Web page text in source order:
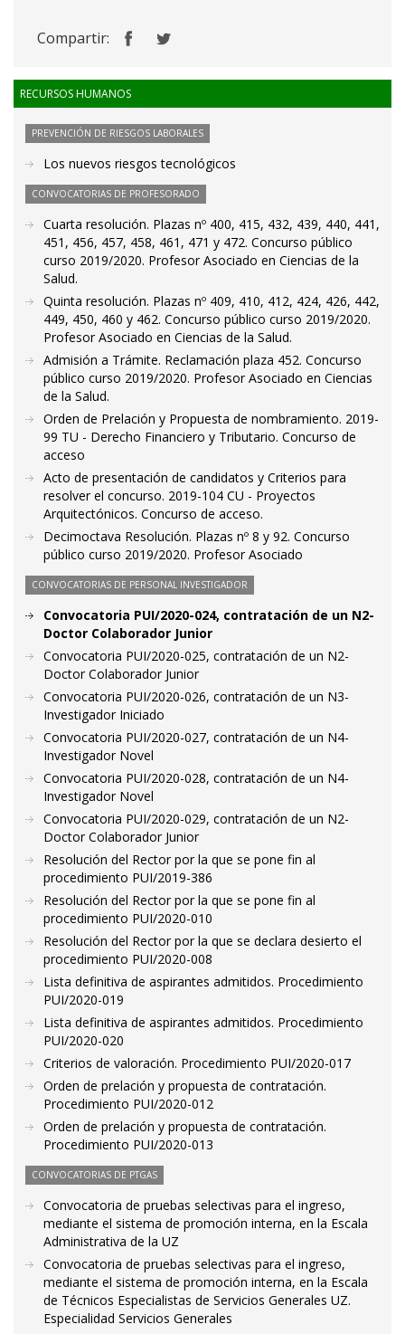
Compartir:
RECURSOS HUMANOS
PREVENCIÓN DE RIESGOS LABORALES
Los nuevos riesgos tecnológicos
CONVOCATORIAS DE PROFESORADO
Cuarta resolución. Plazas nº 400, 415, 432, 439, 440, 441,
451, 456, 457, 458, 461, 471 y 472. Concurso público
curso 2019/2020. Profesor Asociado en Ciencias de la
Salud.
Quinta resolución. Plazas nº 409, 410, 412, 424, 426, 442,
449, 450, 460 y 462. Concurso público curso 2019/2020.
Profesor Asociado en Ciencias de la Salud.
Admisión a Trámite. Reclamación plaza 452. Concurso
público curso 2019/2020. Profesor Asociado en Ciencias
de la Salud.
Orden de Prelación y Propuesta de nombramiento. 2019-
99 TU - Derecho Financiero y Tributario. Concurso de
acceso
Acto de presentación de candidatos y Criterios para
resolver el concurso. 2019-104 CU - Proyectos
Arquitectónicos. Concurso de acceso.
Decimoctava Resolución. Plazas nº 8 y 92. Concurso
público curso 2019/2020. Profesor Asociado
CONVOCATORIAS DE PERSONAL INVESTIGADOR
Convocatoria PUI/2020-024, contratación de un N2-
Doctor Colaborador Junior
Convocatoria PUI/2020-025, contratación de un N2-
Doctor Colaborador Junior
Convocatoria PUI/2020-026, contratación de un N3-
Investigador Iniciado
Convocatoria PUI/2020-027, contratación de un N4-
Investigador Novel
Convocatoria PUI/2020-028, contratación de un N4-
Investigador Novel
Convocatoria PUI/2020-029, contratación de un N2-
Doctor Colaborador Junior
Resolución del Rector por la que se pone fin al
procedimiento PUI/2019-386
Resolución del Rector por la que se pone fin al
procedimiento PUI/2020-010
Resolución del Rector por la que se declara desierto el
procedimiento PUI/2020-008
Lista definitiva de aspirantes admitidos. Procedimiento
PUI/2020-019
Lista definitiva de aspirantes admitidos. Procedimiento
PUI/2020-020
Criterios de valoración. Procedimiento PUI/2020-017
Orden de prelación y propuesta de contratación.
Procedimiento PUI/2020-012
Orden de prelación y propuesta de contratación.
Procedimiento PUI/2020-013
CONVOCATORIAS DE PTGAS
Convocatoria de pruebas selectivas para el ingreso,
mediante el sistema de promoción interna, en la Escala
Administrativa de la UZ
Convocatoria de pruebas selectivas para el ingreso,
mediante el sistema de promoción interna, en la Escala
de Técnicos Especialistas de Servicios Generales UZ.
Especialidad Servicios Generales